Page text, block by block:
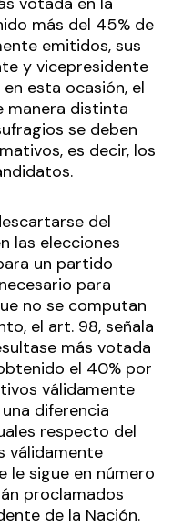
más del 45% de
emitidos, sus
y vicepresidente
esta ocasión, el
manera distinta
se deben
es decir, los
del
las elecciones
un partido
para
no se computan
el art. 98, señala
más votada
el 40% por
válidamente
diferencia
respecto del
válidamente
le sigue en número
proclamados
de la Nación.